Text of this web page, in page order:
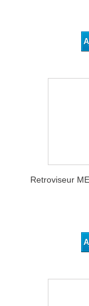
Retroviseur